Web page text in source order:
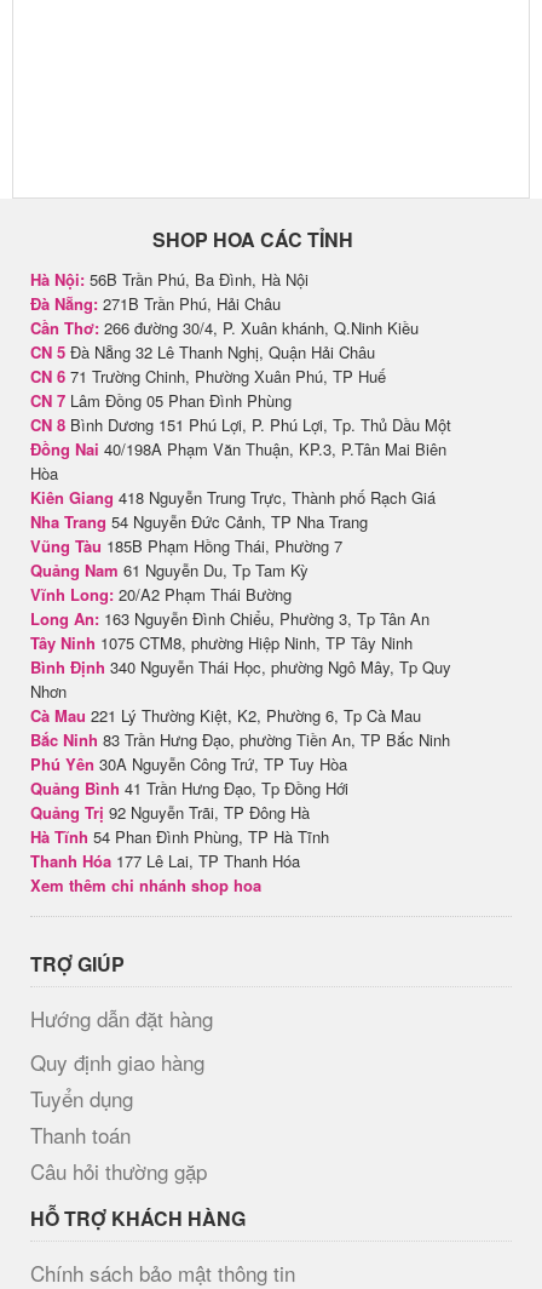
SHOP HOA CÁC TỈNH
Hà Nội: 56B Trần Phú, Ba Đình, Hà Nội
Đà Nẵng: 271B Trần Phú, Hải Châu
Cần Thơ: 266 đường 30/4, P. Xuân khánh, Q.Ninh Kiều
CN 5 Đà Nẵng 32 Lê Thanh Nghị, Quận Hải Châu
CN 6 71 Trường Chinh, Phường Xuân Phú, TP Huế
CN 7 Lâm Đồng 05 Phan Đình Phùng
CN 8 Bình Dương 151 Phú Lợi, P. Phú Lợi, Tp. Thủ Dầu Một
Đồng Nai 40/198A Phạm Văn Thuận, KP.3, P.Tân Mai Biên
Hòa
Kiên Giang 418 Nguyễn Trung Trực, Thành phố Rạch Giá
Nha Trang 54 Nguyễn Đức Cảnh, TP Nha Trang
Vũng Tàu 185B Phạm Hồng Thái, Phường 7
Quảng Nam 61 Nguyễn Du, Tp Tam Kỳ
Vĩnh Long: 20/A2 Phạm Thái Bường
Long An: 163 Nguyễn Đình Chiểu, Phường 3, Tp Tân An
Tây Ninh 1075 CTM8, phường Hiệp Ninh, TP Tây Ninh
Bình Định 340 Nguyễn Thái Học, phường Ngô Mây, Tp Quy
Nhơn
Cà Mau 221 Lý Thường Kiệt, K2, Phường 6, Tp Cà Mau
Bắc Ninh 83 Trần Hưng Đạo, phường Tiền An, TP Bắc Ninh
Phú Yên 30A Nguyễn Công Trứ, TP Tuy Hòa
Quảng Bình 41 Trần Hưng Đạo, Tp Đồng Hới
Quảng Trị 92 Nguyễn Trãi, TP Đông Hà
Hà Tĩnh 54 Phan Đình Phùng, TP Hà Tĩnh
Thanh Hóa 177 Lê Lai, TP Thanh Hóa
Xem thêm chi nhánh shop hoa
TRỢ GIÚP
Hướng dẫn đặt hàng
Quy định giao hàng
Tuyển dụng
Thanh toán
Câu hỏi thường gặp
HỖ TRỢ KHÁCH HÀNG
Chính sách bảo mật thông tin